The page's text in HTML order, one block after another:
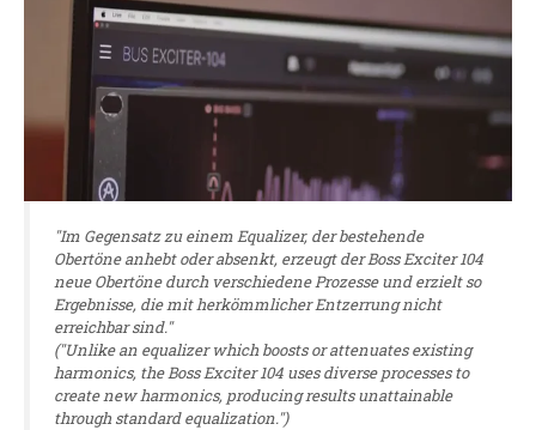
"Im Gegensatz zu einem Equalizer, der bestehende
Obertöne anhebt oder absenkt, erzeugt der Boss Exciter 104
neue Obertöne durch verschiedene Prozesse und erzielt so
Ergebnisse, die mit herkömmlicher Entzerrung nicht
erreichbar sind."
("Unlike an equalizer which boosts or attenuates existing
harmonics, the Boss Exciter 104 uses diverse processes to
create new harmonics, producing results unattainable
through standard equalization.")